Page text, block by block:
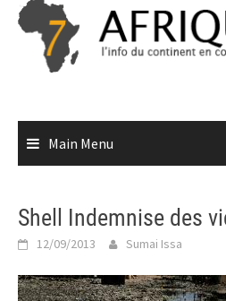
Skip
content
Main Menu
Shell Indemnise des
12/09/2013 Sumai Issa